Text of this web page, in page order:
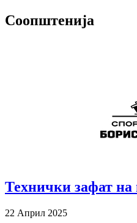
Соопштенија
Технички зафат на
22 Април 2025